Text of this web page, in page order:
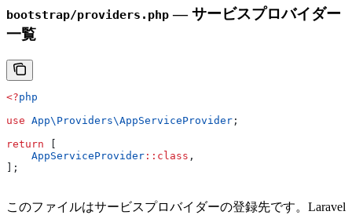
bootstrap/providers.php — サービスプロバイダー
一覧
<?php
use App\Providers\AppServiceProvider ;
return
    AppServiceProvider
:: class ,
];
このファイルはサービスプロバイダーの登録先です。Laravel